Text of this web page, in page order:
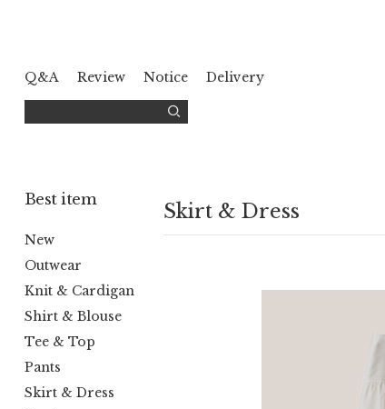
Q&A Review Notice Delivery
Best item
New
Outwear
Knit & Cardigan
Shirt & Blouse
Tee & Top
Pants
Skirt & Dress
Skirt & Dress